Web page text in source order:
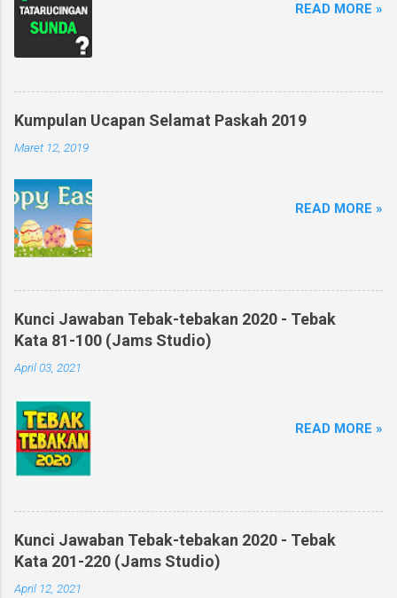
READ MORE »
Kumpulan Ucapan Selamat Paskah 2019
Maret 12, 2019
READ MORE »
Kunci Jawaban Tebak-tebakan 2020 - Tebak
Kata 81-100 (Jams Studio)
April 03, 2021
READ MORE »
Kunci Jawaban Tebak-tebakan 2020 - Tebak
Kata 201-220 (Jams Studio)
April 12, 2021